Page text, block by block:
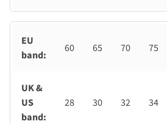
EU
band:
60 65 70 75
UK &
US
band:
28 30 32 34